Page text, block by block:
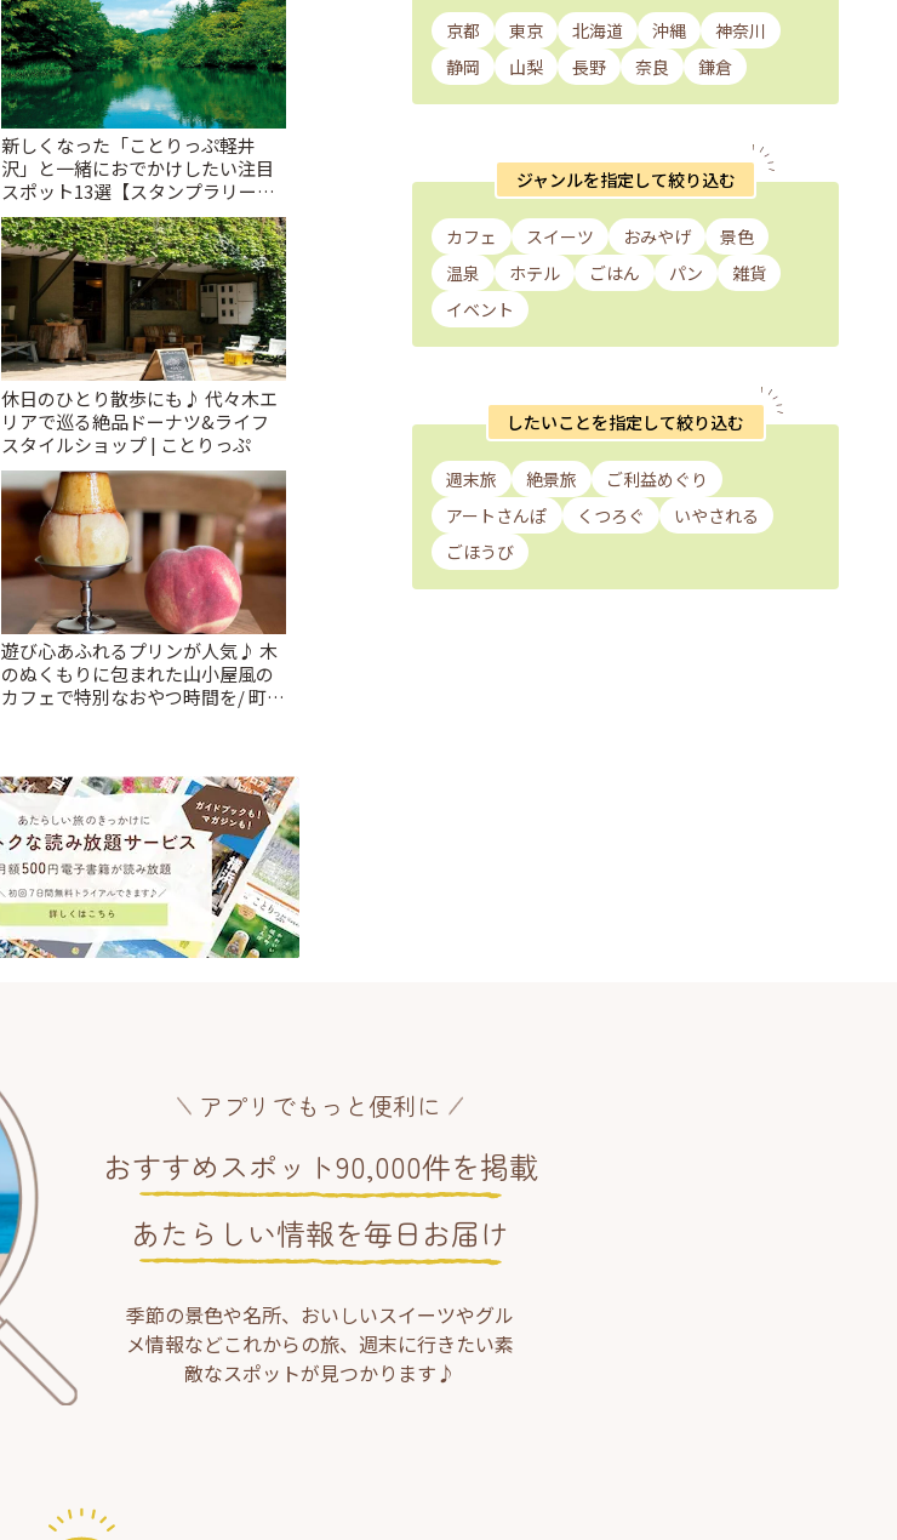
新しくなった「ことりっぷ軽井
沢」と一緒におでかけしたい注目
スポット13選【スタンプラリー開
催中】 | ことりっぷ
休日のひとり散歩にも♪ 代々木エ
リアで巡る絶品ドーナツ&ライフ
スタイルショップ | ことりっぷ
遊び心あふれるプリンが人気♪ 木
のぬくもりに包まれた山小屋風の
カフェで特別なおやつ時間を/ 町田
京都 東京 北海道 沖縄
神奈川
静岡
山梨 長野 奈良 鎌倉
ジャンルを指定して絞り込む
カフェ スイーツ おみやげ
景色
温泉
ホテル ごはん パン
雑貨
イベント
したいことを指定して絞り込む
週末旅 絶景旅
ご利益めぐり
アートさんぽ
くつろぐ
いやされる
ごほうび
アプリでもっと便利に
おすすめスポット90,000件を掲載
あたらしい情報を毎日お届け
季節の景色や名所、おいしいスイーツやグル
メ情報などこれからの旅、週末に行きたい素
敵なスポットが見つかります♪